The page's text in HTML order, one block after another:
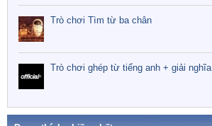
Trò chơi Tìm từ ba chân
Trò chơi ghép từ tiếng anh + giải nghĩa